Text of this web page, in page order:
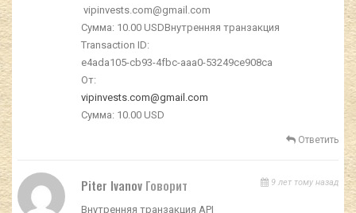
vipinvests.com@gmail.com
Сумма: 10.00 USDВнутренняя транзакция
Transaction ID:
e4ada105-cb93-4fbc-aaa0-53249ce908ca
От:
vipinvests.com@gmail.com
Сумма: 10.00 USD
Ответить
Piter Ivanov Говорит 9 лет тому назад
Внутренняя транзакция API